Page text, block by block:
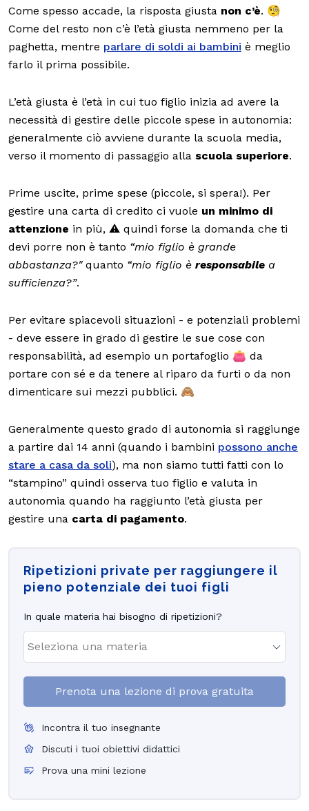
Come spesso accade, la risposta giusta non c’è. 🧐
Come del resto non c’è l’età giusta nemmeno per la
paghetta, mentre parlare di soldi ai bambini è meglio
farlo il prima possibile.
L’età giusta è l’età in cui tuo figlio inizia ad avere la
necessità di gestire delle piccole spese in autonomia:
generalmente ciò avviene durante la scuola media,
verso il momento di passaggio alla scuola superiore.
Prime uscite, prime spese (piccole, si spera!). Per
gestire una carta di credito ci vuole un minimo di
attenzione in più, ⚠️ quindi forse la domanda che ti
devi porre non è tanto “mio figlio è grande
abbastanza?" quanto “mio figlio è responsabile a
sufficienza?”.
Per evitare spiacevoli situazioni - e potenziali problemi
- deve essere in grado di gestire le sue cose con
responsabilità, ad esempio un portafoglio 👛 da
portare con sé e da tenere al riparo da furti o da non
dimenticare sui mezzi pubblici. 🙈
Generalmente questo grado di autonomia si raggiunge
a partire dai 14 anni (quando i bambini possono anche
stare a casa da soli), ma non siamo tutti fatti con lo
“stampino” quindi osserva tuo figlio e valuta in
autonomia quando ha raggiunto l’età giusta per
gestire una carta di pagamento.
Ripetizioni private per raggiungere il
pieno potenziale dei tuoi figli
In quale materia hai bisogno di ripetizioni?
Prenota una lezione di prova gratuita
Incontra il tuo insegnante
Discuti i tuoi obiettivi didattici
Prova una mini lezione